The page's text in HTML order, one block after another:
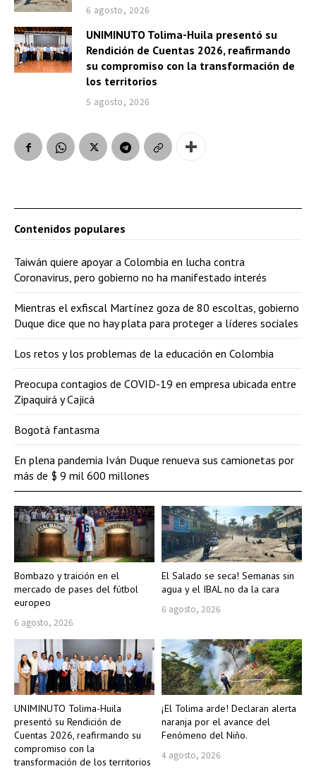
6 agosto, 2026
UNIMINUTO Tolima-Huila presentó su
Rendición de Cuentas 2026, reafirmando
su compromiso con la transformación de
los territorios
5 agosto, 2026
Bombazo y traición en el
mercado de pases del fútbol
europeo
6 agosto, 2026
El Salado se seca! Semanas sin
agua y el IBAL no da la cara
6 agosto, 2026
UNIMINUTO Tolima-Huila
presentó su Rendición de
Cuentas 2026, reafirmando su
compromiso con la
transformación de los territorios
¡El Tolima arde! Declaran alerta
naranja por el avance del
Fenómeno del Niño.
4 agosto, 2026
Contenidos populares
Taiwán quiere apoyar a Colombia en lucha contra
Coronavirus, pero gobierno no ha manifestado interés
Mientras el exfiscal Martínez goza de 80 escoltas, gobierno
Duque dice que no hay plata para proteger a líderes sociales
Los retos y los problemas de la educación en Colombia
Preocupa contagios de COVID-19 en empresa ubicada entre
Zipaquirá y Cajicá
Bogotá fantasma
En plena pandemia Iván Duque renueva sus camionetas por
más de $ 9 mil 600 millones